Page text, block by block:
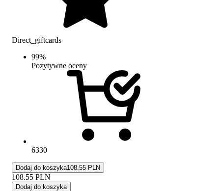
Direct_giftcards
99%
Pozytywne oceny
6330
Dodaj do koszyka108.55 PLN
108.55 PLN
Dodaj do koszyka